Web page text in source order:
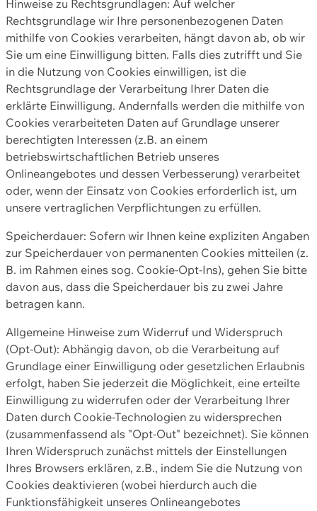
Hinweise zu Rechtsgrundlagen: Auf welcher
Rechtsgrundlage wir Ihre personenbezogenen Daten
mithilfe von Cookies verarbeiten, hängt davon ab, ob wir
Sie um eine Einwilligung bitten. Falls dies zutrifft und Sie
in die Nutzung von Cookies einwilligen, ist die
Rechtsgrundlage der Verarbeitung Ihrer Daten die
erklärte Einwilligung. Andernfalls werden die mithilfe von
Cookies verarbeiteten Daten auf Grundlage unserer
berechtigten Interessen (z.B. an einem
betriebswirtschaftlichen Betrieb unseres
Onlineangebotes und dessen Verbesserung) verarbeitet
oder, wenn der Einsatz von Cookies erforderlich ist, um
unsere vertraglichen Verpflichtungen zu erfüllen.
Speicherdauer: Sofern wir Ihnen keine expliziten Angaben
zur Speicherdauer von permanenten Cookies mitteilen (z.
B. im Rahmen eines sog. Cookie-Opt-Ins), gehen Sie bitte
davon aus, dass die Speicherdauer bis zu zwei Jahre
betragen kann.
Allgemeine Hinweise zum Widerruf und Widerspruch
(Opt-Out): Abhängig davon, ob die Verarbeitung auf
Grundlage einer Einwilligung oder gesetzlichen Erlaubnis
erfolgt, haben Sie jederzeit die Möglichkeit, eine erteilte
Einwilligung zu widerrufen oder der Verarbeitung Ihrer
Daten durch Cookie-Technologien zu widersprechen
(zusammenfassend als "Opt-Out" bezeichnet). Sie können
Ihren Widerspruch zunächst mittels der Einstellungen
Ihres Browsers erklären, z.B., indem Sie die Nutzung von
Cookies deaktivieren (wobei hierdurch auch die
Funktionsfähigkeit unseres Onlineangebotes